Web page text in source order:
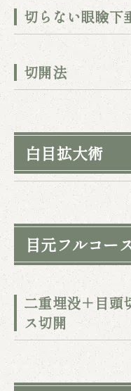
切らない眼瞼下
切開法
白目拡大術
目元フルコー
二重埋没＋目頭
ス切開